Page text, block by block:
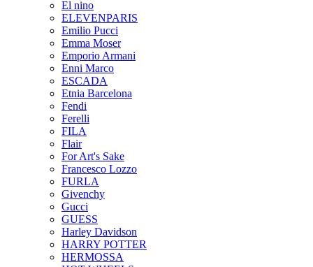
El nino
ELEVENPARIS
Emilio Pucci
Emma Moser
Emporio Armani
Enni Marco
ESCADA
Etnia Barcelona
Fendi
Ferelli
FILA
Flair
For Art's Sake
Francesco Lozzo
FURLA
Givenchy
Gucci
GUESS
Harley Davidson
HARRY POTTER
HERMOSSA